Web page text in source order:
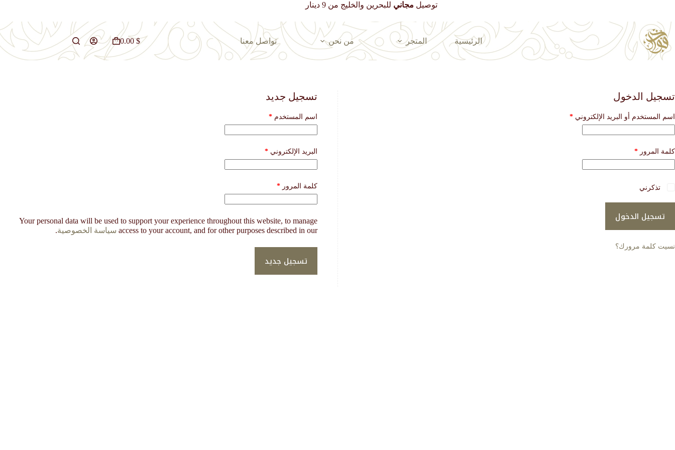
المحتوى
توصيل مجاني للبحرين والخليج من 9 دينار
الرئيسية المتجر من نحن تواصل معنا
عربة
التسوق
0.00$
تسجيل الدخول
اسم المستخدم أو البريد الإلكتروني *مطلوبة
كلمة المرور *مطلوبة
تذكرني
تسجيل الدخول
نسيت كلمة مرورك؟
تسجيل جديد
اسم المستخدم *مطلوبة
البريد الإلكتروني *مطلوبة
كلمة المرور *مطلوبة
Your personal data will be used to support your experience throughout this website, to manage
access to your account, and for other purposes described in our سياسة الخصوصية.
تسجيل جديد